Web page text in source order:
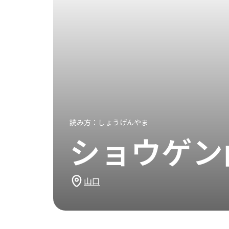
読み方： しょうげんやま
ショウゲ
山口